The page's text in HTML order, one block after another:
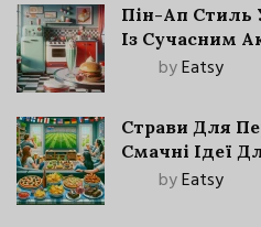
Пін-Ап Стиль
Із Сучасним
byEatsy
Страви Для
Смачні Ідеї
byEatsy